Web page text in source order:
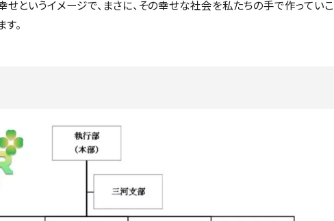
というイメージで、まさに、その幸せな社会を私たちの手で作っていこ
。